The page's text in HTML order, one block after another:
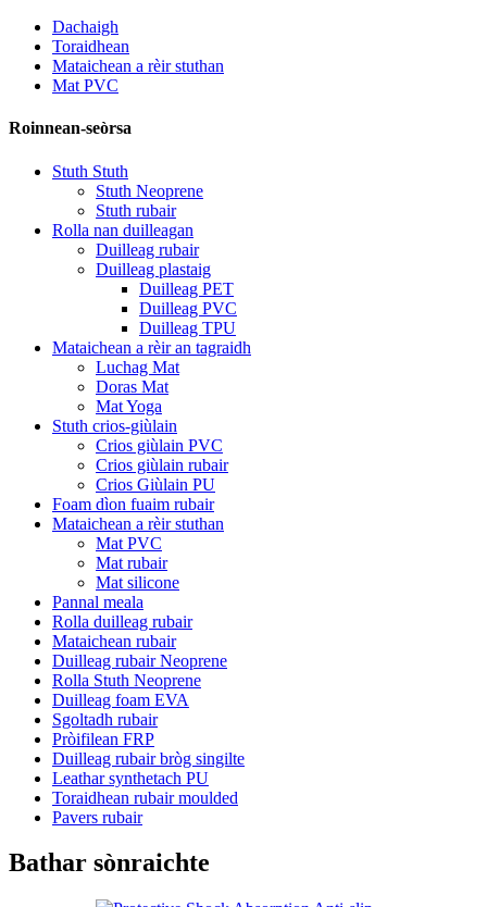
Dachaigh
Toraidhean
Mataichean a rèir stuthan
Mat PVC
Roinnean-seòrsa
Stuth Stuth
Stuth Neoprene
Stuth rubair
Rolla nan duilleagan
Duilleag rubair
Duilleag plastaig
Duilleag PET
Duilleag PVC
Duilleag TPU
Mataichean a rèir an tagraidh
Luchag Mat
Doras Mat
Mat Yoga
Stuth crios-giùlain
Crios giùlain PVC
Crios giùlain rubair
Crios Giùlain PU
Foam dìon fuaim rubair
Mataichean a rèir stuthan
Mat PVC
Mat rubair
Mat silicone
Pannal meala
Rolla duilleag rubair
Mataichean rubair
Duilleag rubair Neoprene
Rolla Stuth Neoprene
Duilleag foam EVA
Sgoltadh rubair
Pròifilean FRP
Duilleag rubair bròg singilte
Leathar synthetach PU
Toraidhean rubair moulded
Pavers rubair
Bathar sònraichte